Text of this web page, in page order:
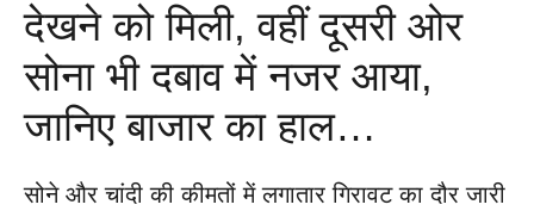
देखने को मिली, वहीं दूसरी ओर
सोना भी दबाव में नजर आया,
जानिए बाजार का हाल…
सोने और चांदी की कीमतों में लगातार गिरावट का दौर जारी